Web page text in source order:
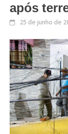
após
25 de junho de